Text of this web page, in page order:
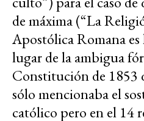
de máxima (“La
Apostólica Romana es
lugar de la ambigua
Constitución de 1853
sólo mencionaba el
católico pero en el 14